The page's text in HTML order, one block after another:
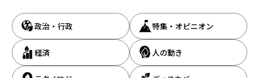
政治・行政 特集・オピニオン
経済 人の動き